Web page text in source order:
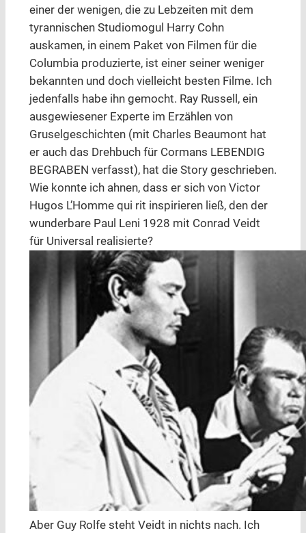
einer der wenigen, die zu Lebzeiten mit dem
tyrannischen Studiomogul Harry Cohn
auskamen, in einem Paket von Filmen für die
Columbia produzierte, ist einer seiner weniger
bekannten und doch vielleicht besten Filme. Ich
jedenfalls habe ihn gemocht. Ray Russell, ein
ausgewiesener Experte im Erzählen von
Gruselgeschichten (mit Charles Beaumont hat
er auch das Drehbuch für Cormans LEBENDIG
BEGRABEN verfasst), hat die Story geschrieben.
Wie konnte ich ahnen, dass er sich von Victor
Hugos L’Homme qui rit inspirieren ließ, den der
wunderbare Paul Leni 1928 mit Conrad Veidt
für Universal realisierte?
Aber Guy Rolfe steht Veidt in nichts nach. Ich